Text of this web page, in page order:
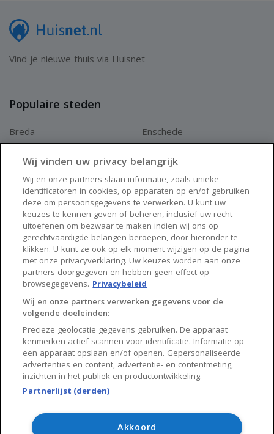
Vind je nieuwe thuis via Huisnet
Populaire steden
Breda
Arnhem
Enschede
Zwolle
Huisnet
Over Huisnet
Algemene voorwaarden
Privacybeleid
Contact
Sitemap
Copyright 2026, Huisnet is onderdeel van Property Portals
Wij vinden uw privacy belangrijk
Wij en onze partners slaan informatie, zoals unieke
identificatoren in cookies, op apparaten op en/of gebruiken
deze om persoonsgegevens te verwerken. U kunt uw
keuzes te kennen geven of beheren, inclusief uw recht
uitoefenen om bezwaar te maken indien wij ons op
gerechtvaardigde belangen beroepen, door hieronder te
klikken. U kunt ze ook op elk moment wijzigen op de pagina
met onze privacyverklaring. Uw keuzes worden aan onze
partners doorgegeven en hebben geen effect op
browsegegevens. Privacybeleid
Wij en onze partners verwerken gegevens voor de
volgende doeleinden:
Precieze geolocatie gegevens gebruiken. De apparaat
kenmerken actief scannen voor identificatie. Informatie op
een apparaat opslaan en/of openen. Gepersonaliseerde
advertenties en content, advertentie- en contentmeting,
inzichten in het publiek en productontwikkeling.
Partnerlijst (derden)
Akkoord